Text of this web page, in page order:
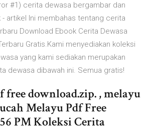
#1) cerita dewasa bergambar dan
artikel Ini membahas tentang cerita
Download Ebook Cerita Dewasa
Gratis.Kami menyediakan koleksi
yang kami sediakan merupakan
dewasa dibawah ini. Semua gratis!
free download.zip. , melayu
Melayu Pdf Free
PM Koleksi Cerita